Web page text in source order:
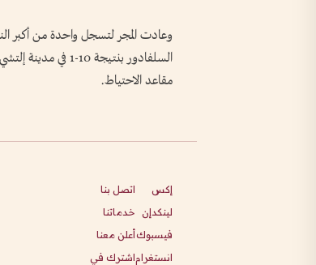
السلفادور
مقاعد الاحتياط.
إكس
لينكدإن
فيسبوك
انستغرام
اتصل بنا
خدماتنا
أعلن معنا
اشترك في